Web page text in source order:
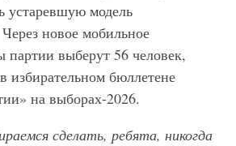
устаревшую модель
новое мобильное
выберут 56 человек,
избирательном бюллетене
на выборах-2026.
сделать, ребята, никогда